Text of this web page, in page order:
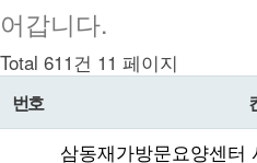
어갑니다.
Total 611건 11 페이지
번호
삼동재가방문요양센터